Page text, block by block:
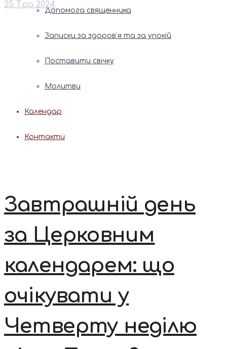
Допомога священника
Записки за здоров’я та за упокій
Поставити свічку
Молитви
Календар
Контакти
25 Тра 2024
Завтрашній день
за Церковним
календарем: що
очікувати у
Четверту неділю